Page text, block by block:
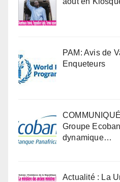
PAM: Avis de
Enqueteurs
Groupe
dynamique…
Actualité : La